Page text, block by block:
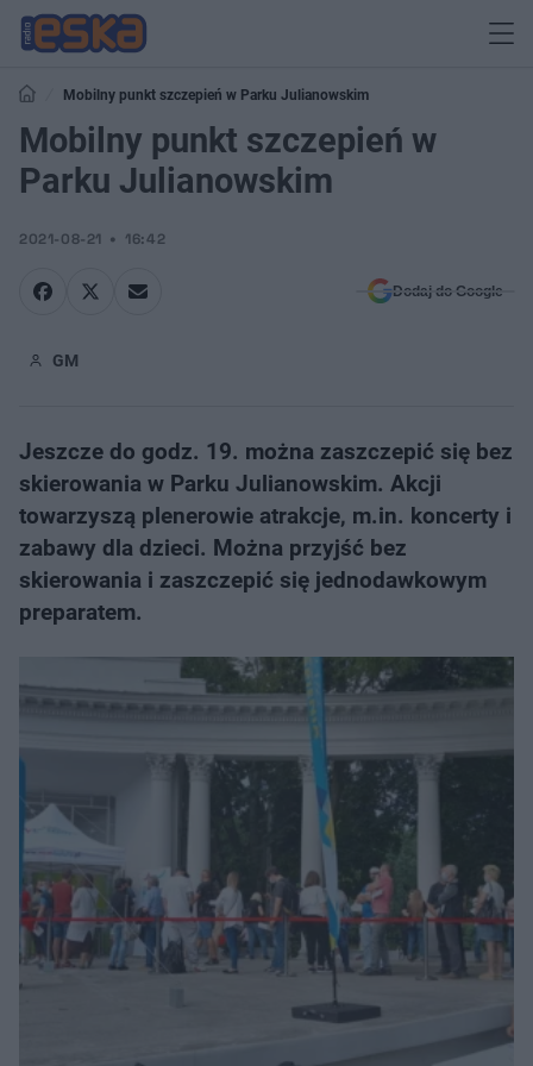
Mobilny punkt szczepień w Parku Julianowskim
Mobilny punkt szczepień w
Parku Julianowskim
2021-08-21 16:42
Dodaj do Google
GM
Jeszcze do godz. 19. można zaszczepić się bez
skierowania w Parku Julianowskim. Akcji
towarzyszą plenerowie atrakcje, m.in. koncerty i
zabawy dla dzieci. Można przyjść bez
skierowania i zaszczepić się jednodawkowym
preparatem.